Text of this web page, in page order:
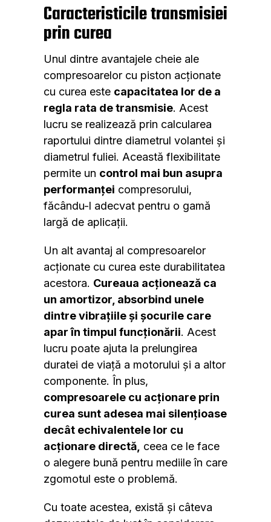
Caracteristicile transmisiei
prin curea
Unul dintre avantajele cheie ale
compresoarelor cu piston acționate
cu curea este capacitatea lor de a
regla rata de transmisie. Acest
lucru se realizează prin calcularea
raportului dintre diametrul volantei și
diametrul fuliei. Această flexibilitate
permite un control mai bun asupra
performanței compresorului,
făcându-l adecvat pentru o gamă
largă de aplicații.
Un alt avantaj al compresoarelor
acționate cu curea este durabilitatea
acestora. Cureaua acționează ca
un amortizor, absorbind unele
dintre vibrațiile și șocurile care
apar în timpul funcționării. Acest
lucru poate ajuta la prelungirea
duratei de viață a motorului și a altor
componente. În plus,
compresoarele cu acționare prin
curea sunt adesea mai silențioase
decât echivalentele lor cu
acționare directă, ceea ce le face
o alegere bună pentru mediile în care
zgomotul este o problemă.
Cu toate acestea, există și câteva